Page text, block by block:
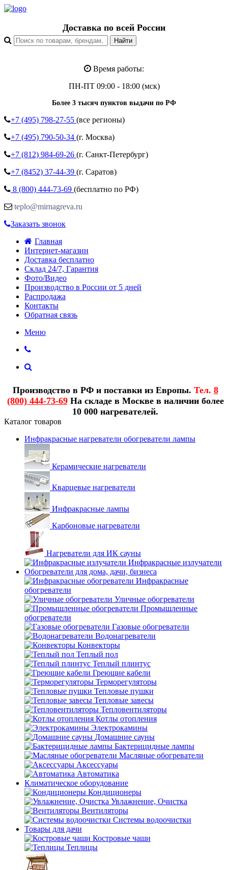
Доставка по всей России
Время работы:
ПН-ПТ 09:00 - 18:00 (мск)
Более 3 тысяч пунктов выдачи по РФ
+7 (495) 798-27-55 (все регионы)
+7 (495) 790-50-34 (г. Москва)
+7 (812) 984-69-26 (г. Санкт-Петербург)
+7 (8452) 37-44-39 (г. Саратов)
8 (800) 444-73-69 (бесплатно по РФ)
teplo@mirnagreva.ru
Заказать звонок
Главная
Интернет-магазин
Доставка бесплатно
Склад 24/7, Гарантия
Фото/Видео
Производство в России от 5 дней
Распродажа
Контакты
Обратная связь
Меню
Производство в РФ и поставки из Европы. Тел. 8
(800) 444-73-69На складе в Москве в наличии более
10 000 нагревателей.
Каталог товаров
Инфракрасные нагреватели обогреватели лампы
Керамические нагреватели
Кварцевые нагреватели
Инфракрасные лампы
Карбоновые нагреватели
Нагреватели для ИК сауны
Инфракрасные излучатели
Обогреватели для дома, дачи, бизнеса
Инфракрасные
обогреватели
Уличные обогреватели
Промышленные
обогреватели
Газовые обогреватели
Водонагреватели
Конвекторы
Теплый пол
Теплый плинтус
Греющие кабели
Терморегуляторы
Тепловые пушки
Тепловые завесы
Тепловентиляторы
Котлы отопления
Электрокамины
Домашние сауны
Бактерицидные лампы
Масляные обогреватели
Аксессуары
Автоматика
Климатическое оборудование
Кондиционеры
Увлажнение, Очистка
Вентиляторы
Системы водоочистки
Товары для дачи
Костровые чаши
Теплицы